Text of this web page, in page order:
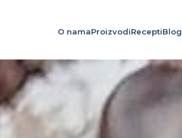
O namaProizvodiReceptiBlog